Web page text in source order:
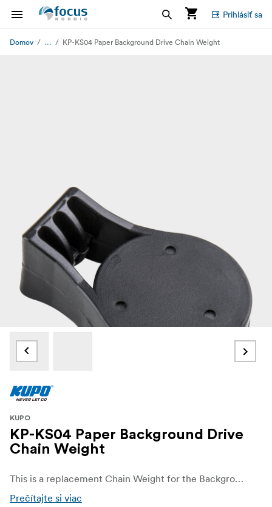
Prihlásiť sa
Domov ... KP-KS04 Paper Background Drive Chain Weight
KUPO
KP-KS04 Paper Background Drive
Chain Weight
This is a replacement Chain Weight for the Background Paper Drive Set (KP-DS01).
Prečítajte si viac